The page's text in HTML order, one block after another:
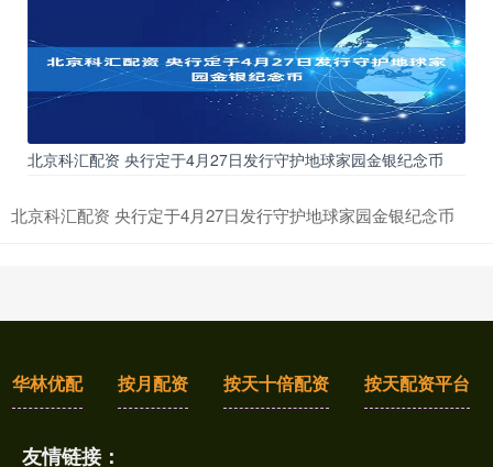
北京科汇配资 央行定于4月27日发行守护地球家园金银纪念币
北京科汇配资 央行定于4月27日发行守护地球家园金银纪念币
华林优配 按月配资 按天十倍配资 按天配资平台
友情链接：